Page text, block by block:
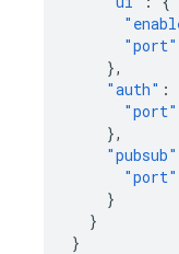
"port"
},
"auth" :
"port"
},
"pubsub"
"port"
}
}
}